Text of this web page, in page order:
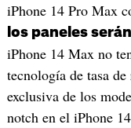
iPhone 14 Pro Max
los paneles
iPhone 14 Max no
tecnología de tasa
exclusiva de los
notch en el iPhone